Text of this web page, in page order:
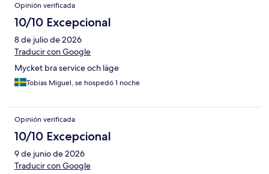
Opinión verificada
10/10 Excepcional
8 de julio de 2026
Traducir con Google
Mycket bra service och läge
Tobias Miguel, se hospedó 1 noche
Opinión verificada
10/10 Excepcional
9 de junio de 2026
Traducir con Google